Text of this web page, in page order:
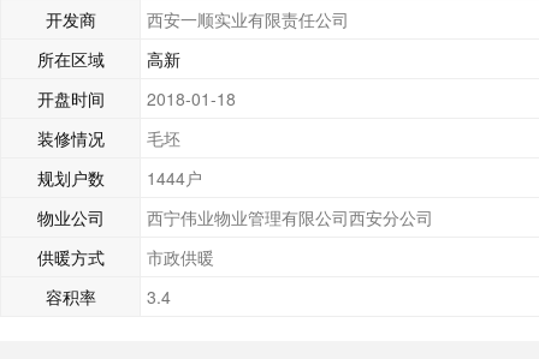
开发商
西安一顺实业有限责任公司
所在区域
高新
开盘时间
2018-01-18
装修情况
毛坯
规划户数
1444户
物业公司
西宁伟业物业管理有限公司西安分公司
供暖方式
市政供暖
容积率
3.4